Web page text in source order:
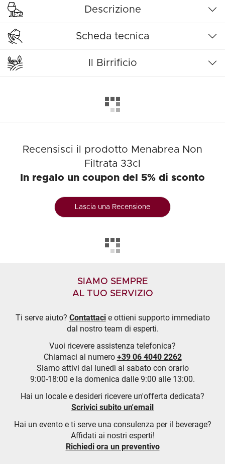
Descrizione
Scheda tecnica
Il Birrificio
Recensisci il prodotto Menabrea Non
Filtrata 33cl
In regalo un coupon del 5% di sconto
Lascia una Recensione
SIAMO SEMPRE
AL TUO SERVIZIO
Ti serve aiuto? Contattacie ottieni supporto immediato
dal nostro team di esperti.
Vuoi ricevere assistenza telefonica?
Chiamaci al numero +39 06 4040 2262
Siamo attivi dal lunedì al sabato con orario
9:00-18:00 e la domenica dalle 9:00 alle 13:00.
Hai un locale e desideri ricevere un'offerta dedicata?
Scrivici subito un'email
Hai un evento e ti serve una consulenza per il beverage?
Affidati ai nostri esperti!
Richiedi ora un preventivo